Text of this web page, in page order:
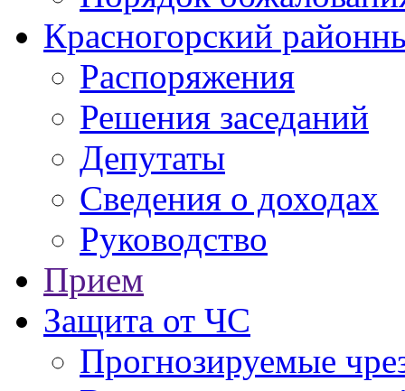
Красногорский
Распоряжения
Решения заседаний
Депутаты
Сведения о доходах
Руководство
Прием
Защита от ЧС
Прогнозируемые